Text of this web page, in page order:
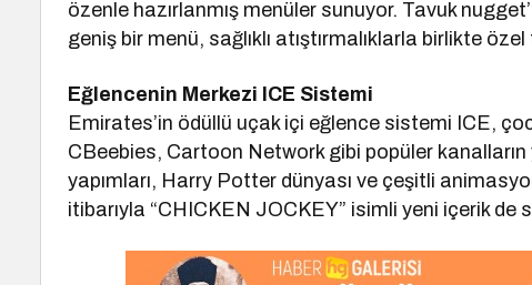
özenle hazırlanmış menüler sunuyor. Tavuk
geniş bir menü, sağlıklı atıştırmalıklarla birlikte
Eğlencenin Merkezi ICE Sistemi
Emirates’in ödüllü uçak içi eğlence sistemi ICE,
CBeebies, Cartoon Network gibi popüler kanalların
yapımları, Harry Potter dünyası ve çeşitli
itibarıyla “CHICKEN JOCKEY” isimli yeni içerik de